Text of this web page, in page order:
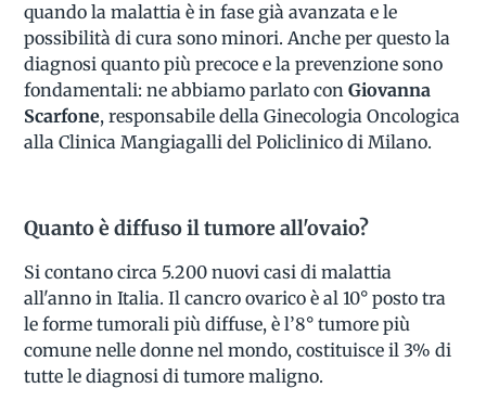
quando la malattia è in fase già avanzata e le
possibilità di cura sono minori. Anche per questo la
diagnosi quanto più precoce e la prevenzione sono
fondamentali: ne abbiamo parlato conGiovanna
Scarfone, responsabile della Ginecologia Oncologica
alla Clinica Mangiagalli del Policlinico di Milano.
Quanto è diffuso il tumore all'ovaio?
Si contano circa 5.200 nuovi casi di malattia
all'anno in Italia. Il cancro ovarico è al 10° posto tra
le forme tumorali più diffuse, è l’8° tumore più
comune nelle donne nel mondo, costituisce il 3% di
tutte le diagnosi di tumore maligno.